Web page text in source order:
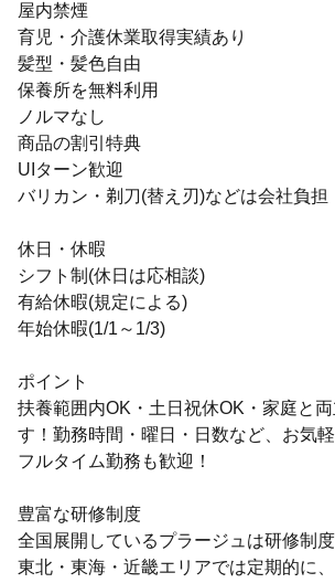
屋内禁煙
育児・介護休業取得実績あり
髪型・髪色自由
保養所を無料利用
ノルマなし
商品の割引特典
UIターン歓迎
バリカン・剃刀(替え刃)などは会社負担
休日・休暇
シフト制(休日は応相談)
有給休暇(規定による)
年始休暇(1/1～1/3)
ポイント
扶養範囲内OK・土日祝休OK・家庭と
す！勤務時間・曜日・日数など、お気
フルタイム勤務も歓迎！
豊富な研修制度
全国展開しているプラージュは研修制度
東北・東海・近畿エリアでは定期的に